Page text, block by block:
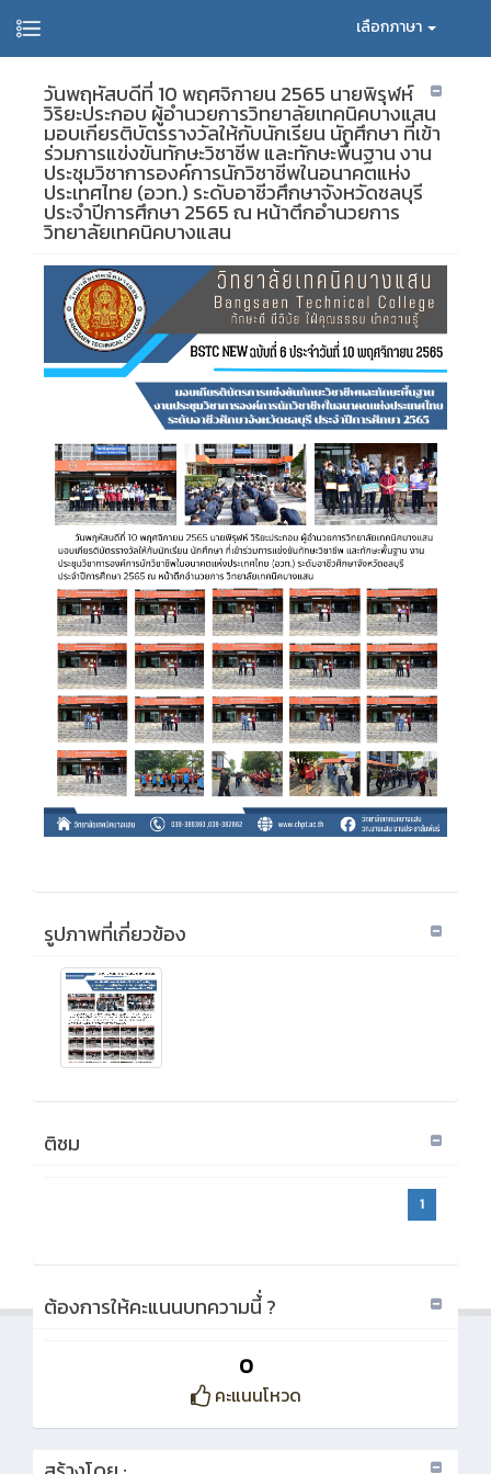
เลือกภาษา
วันพฤหัสบดีที่ 10 พฤศจิกายน 2565 นายพิรุฬห์
วิริยะประกอบ ผู้อำนวยการวิทยาลัยเทคนิคบางแสน
มอบเกียรติบัตรรางวัลให้กับนักเรียน นักศึกษา ที่เข้า
ร่วมการแข่งขันทักษะวิชาชีพ และทักษะพื้นฐาน งาน
ประชุมวิชาการองค์การนักวิชาชีพในอนาคตแห่ง
ประเทศไทย (อวท.) ระดับอาชีวศึกษาจังหวัดชลบุรี
ประจำปีการศึกษา 2565 ณ หน้าตึกอำนวยการ
วิทยาลัยเทคนิคบางแสน
รูปภาพที่เกี่ยวข้อง
ติชม
1
ต้องการให้คะแนนบทความนี้่ ?
0
คะแนนโหวด